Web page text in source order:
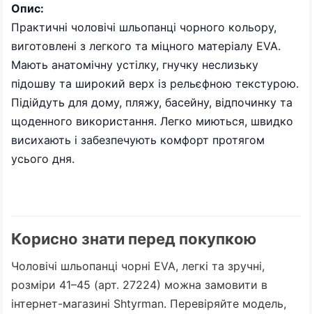
Опис:
Практичні чоловічі шльопанці чорного кольору,
виготовлені з легкого та міцного матеріалу EVA.
Мають анатомічну устілку, гнучку неслизьку
підошву та широкий верх із рельєфною текстурою.
Підійдуть для дому, пляжу, басейну, відпочинку та
щоденного використання. Легко миються, швидко
висихають і забезпечують комфорт протягом
усього дня.
Корисно знати перед покупкою
Чоловічі шльопанці чорні EVA, легкі та зручні,
розміри 41–45 (арт. 27224) можна замовити в
інтернет-магазині Shtyrman. Перевіряйте модель,